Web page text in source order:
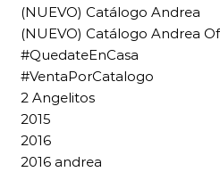
(NUEVO) Catálogo Andrea
(NUEVO) Catálogo Andrea
#QuedateEnCasa
#VentaPorCatalogo
2 Angelitos
2015
2016
2016 andrea